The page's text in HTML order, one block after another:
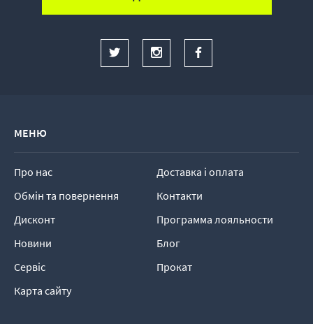
МЕНЮ
Про нас
Доставка і оплата
Обмін та повернення
Контакти
Дисконт
Программа лояльности
Новини
Блог
Сервіс
Прокат
Карта сайту